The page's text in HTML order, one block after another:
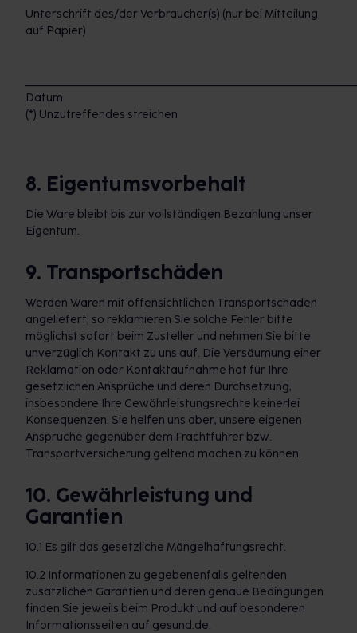
Unterschrift des/der Verbraucher(s) (nur bei Mitteilung
auf Papier)
Datum
(*) Unzutreffendes streichen
8. Eigentumsvorbehalt
Die Ware bleibt bis zur vollständigen Bezahlung unser
Eigentum.
9. Transportschäden
Werden Waren mit offensichtlichen Transportschäden
angeliefert, so reklamieren Sie solche Fehler bitte
möglichst sofort beim Zusteller und nehmen Sie bitte
unverzüglich Kontakt zu uns auf. Die Versäumung einer
Reklamation oder Kontaktaufnahme hat für Ihre
gesetzlichen Ansprüche und deren Durchsetzung,
insbesondere Ihre Gewährleistungsrechte keinerlei
Konsequenzen. Sie helfen uns aber, unsere eigenen
Ansprüche gegenüber dem Frachtführer bzw.
Transportversicherung geltend machen zu können.
10. Gewährleistung und
Garantien
10.1 Es gilt das gesetzliche Mängelhaftungsrecht.
10.2 Informationen zu gegebenenfalls geltenden
zusätzlichen Garantien und deren genaue Bedingungen
finden Sie jeweils beim Produkt und auf besonderen
Informationsseiten auf gesund.de.